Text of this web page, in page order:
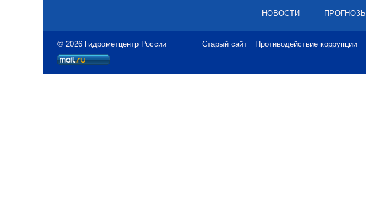
НОВОСТИ ПРОГНОЗЫ
© 2026 Гидрометцентр России Старый сайт Противодействие коррупции